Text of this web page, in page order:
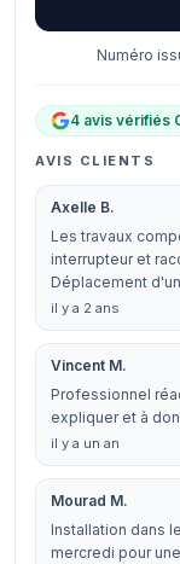
Numéro
4 avis vérifiés
AVIS CLIENTS
Axelle B.
Les travaux
interrupteur et
Déplacement
il y a 2 ans
Vincent M.
Professionnel
expliquer et à
il y a un an
Mourad M.
Installation dans
mercredi pour